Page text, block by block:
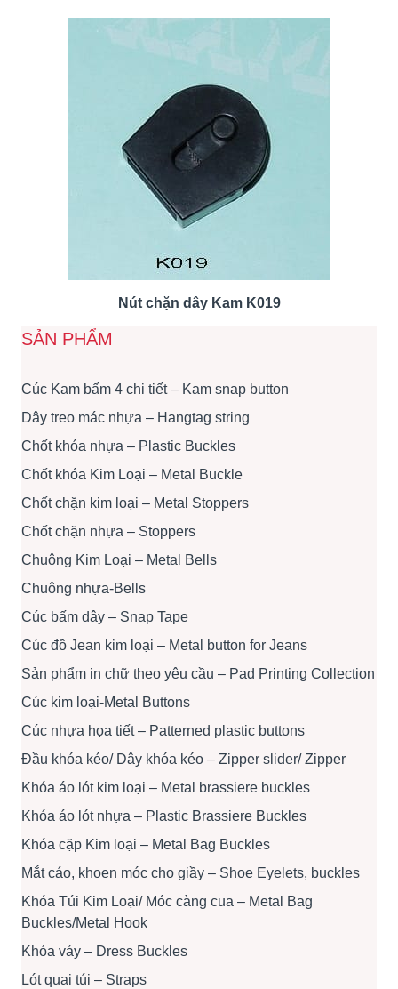
Nút chặn dây Kam K019
SẢN PHẨM
Cúc Kam bấm 4 chi tiết – Kam snap button
Dây treo mác nhựa – Hangtag string
Chốt khóa nhựa – Plastic Buckles
Chốt khóa Kim Loại – Metal Buckle
Chốt chặn kim loại – Metal Stoppers
Chốt chặn nhựa – Stoppers
Chuông Kim Loại – Metal Bells
Chuông nhựa-Bells
Cúc bấm dây – Snap Tape
Cúc đồ Jean kim loại – Metal button for Jeans
Sản phẩm in chữ theo yêu cầu – Pad Printing Collection
Cúc kim loại-Metal Buttons
Cúc nhựa họa tiết – Patterned plastic buttons
Đầu khóa kéo/ Dây khóa kéo – Zipper slider/ Zipper
Khóa áo lót kim loại – Metal brassiere buckles
Khóa áo lót nhựa – Plastic Brassiere Buckles
Khóa cặp Kim loại – Metal Bag Buckles
Mắt cáo, khoen móc cho giầy – Shoe Eyelets, buckles
Khóa Túi Kim Loại/ Móc càng cua – Metal Bag
Buckles/Metal Hook
Khóa váy – Dress Buckles
Lót quai túi – Straps